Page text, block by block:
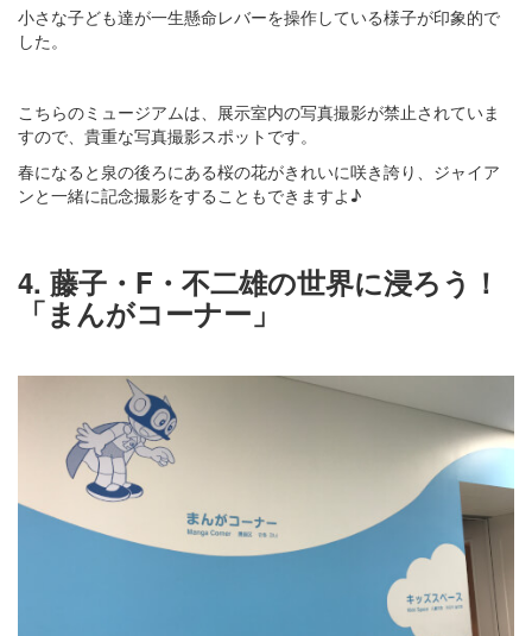
小さな子ども達が一生懸命レバーを操作している様子が印象的で
した。
こちらのミュージアムは、展示室内の写真撮影が禁止されていま
すので、貴重な写真撮影スポットです。
春になると泉の後ろにある桜の花がきれいに咲き誇り、ジャイア
ンと一緒に記念撮影をすることもできますよ♪
4. 藤子・F・不二雄の世界に浸ろう！
「まんがコーナー」